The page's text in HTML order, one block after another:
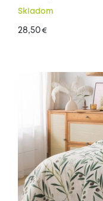
Skladom
28,50€